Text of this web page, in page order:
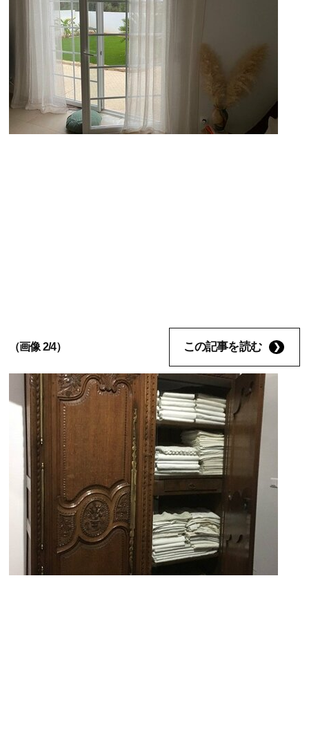
（画像 2/4） この記事を読む